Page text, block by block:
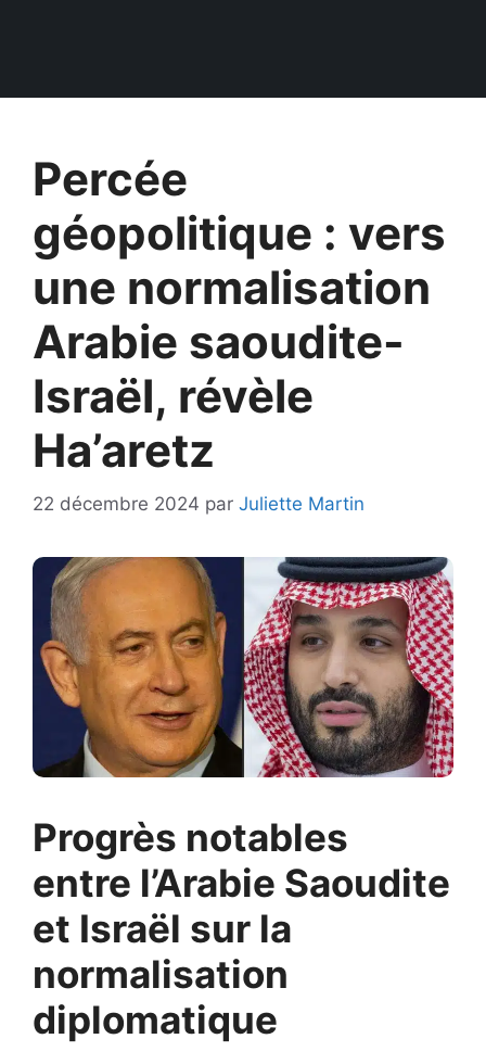
Percée
géopolitique : vers
une normalisation
Arabie saoudite-
Israël, révèle
Ha’aretz
22 décembre 2024 par Juliette Martin
Progrès notables
entre l’Arabie Saoudite
et Israël sur la
normalisation
diplomatique